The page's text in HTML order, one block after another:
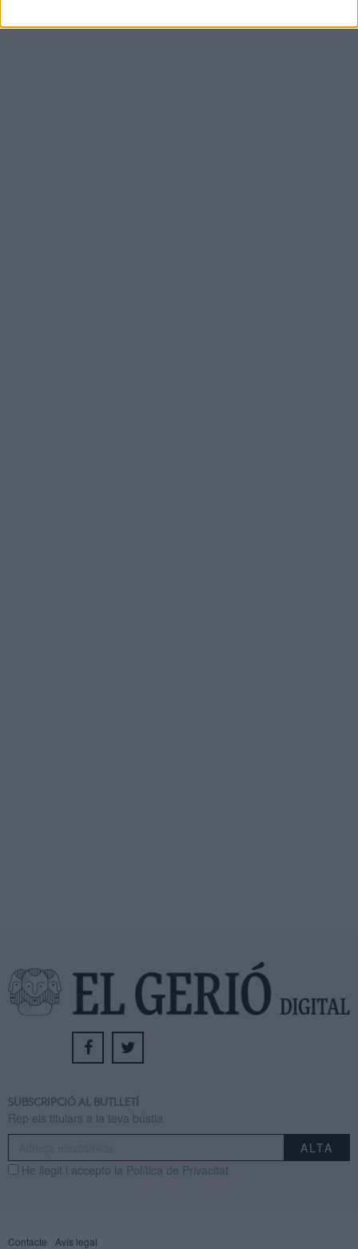
SUBSCRIPCIÓ AL BUTLLETÍ
Rep els titulars a la teva bústia
He llegit i accepto la Política de Privacitat
Contacte Avís legal